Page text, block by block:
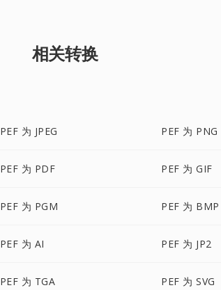
相关转换
PEF 为 JPEG PEF 为 PNG
PEF 为 PDF PEF 为 GIF
PEF 为 PGM PEF 为 BMP
PEF 为 AI PEF 为 JP2
PEF 为 TGA PEF 为 SVG